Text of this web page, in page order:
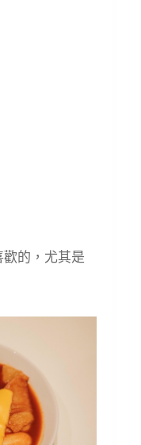
的，尤其是